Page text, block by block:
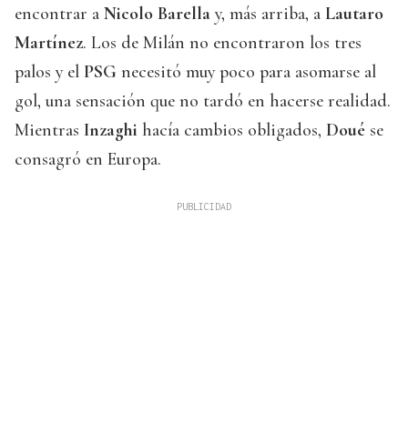
encontrar a Nicolo Barella y, más arriba, a Lautaro
Martínez. Los de Milán no encontraron los tres
palos y el PSG necesitó muy poco para asomarse al
gol, una sensación que no tardó en hacerse realidad.
Mientras Inzaghi hacía cambios obligados, Doué se
consagró en Europa.